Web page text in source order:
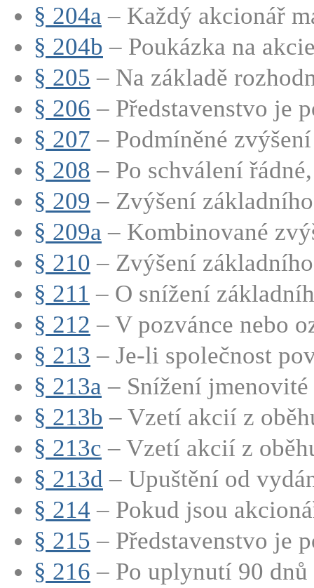
§ 204a – Každý akcionář
§ 204b – Poukázka na
§ 205 – Na základě
§ 206 – Představenstvo je
§ 207 – Podmíněné
§ 208 – Po schválení
§ 209 – Zvýšení
§ 209a – Kombinované
§ 210 – Zvýšení
§ 211 – O snížení
§ 212 – V pozvánce nebo
§ 213 – Je-li společnost
§ 213a – Snížení
§ 213b – Vzetí akcií z
§ 213c – Vzetí akcií z
§ 213d – Upuštění od
§ 214 – Pokud jsou
§ 215 – Představenstvo je
§ 216 – Po uplynutí 90